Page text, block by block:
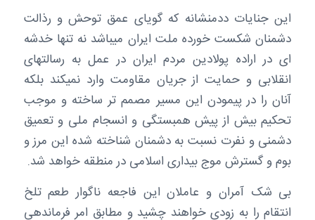
این جنایات ددمنشانه که گویای عمق توحش و رذالت
دشمنان شکست خورده ملت ایران میباشد نه تنها خدشه
ای در اراده پولادین مردم ایران در عمل به رسالتهای
انقلابی و حمایت از جریان مقاومت وارد نمیکند بلکه
آنان را در پیمودن این مسیر مصمم تر ساخته و موجب
تحکیم بیش از پیش همبستگی و انسجام ملی و تعمیق
دشمنی و نفرت نسبت به دشمنان شناخته شده این مرز و
بوم و گسترش موج بیداری اسلامی در منطقه خواهد شد.
بی شک آمران و عاملان این فاجعه ناگوار طعم تلخ
انتقام را به زودی خواهند چشید و مطابق امر فرماندهی